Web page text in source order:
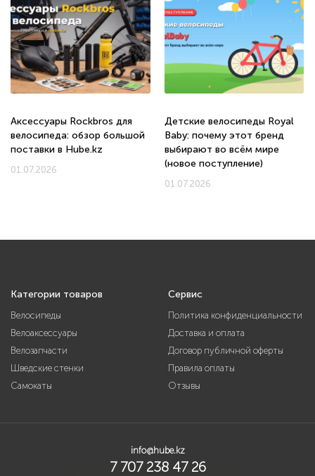
Аксессуары Rockbros для
велосипеда: обзор большой
поставки в Hube.kz
01.07.2026
Детские велосипеды Royal
Baby: почему этот бренд
выбирают во всём мире
(новое поступление)
01.07.2026
Категории товаров
Велосипеды
Велоаксессуары
Велозапчасти
Шведские стенки
Самокаты
Сервис
Политика конфиденциальности
Доставка и оплата
Договор публичной оферты
Правила оплаты
Отзывы
info@hube.kz
7 707 238 47 26